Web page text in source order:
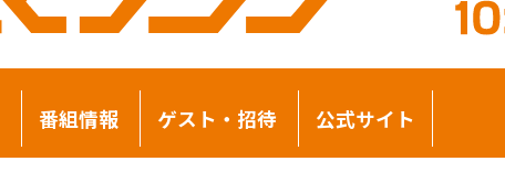
番組情報 ゲスト・招待 公式サイト